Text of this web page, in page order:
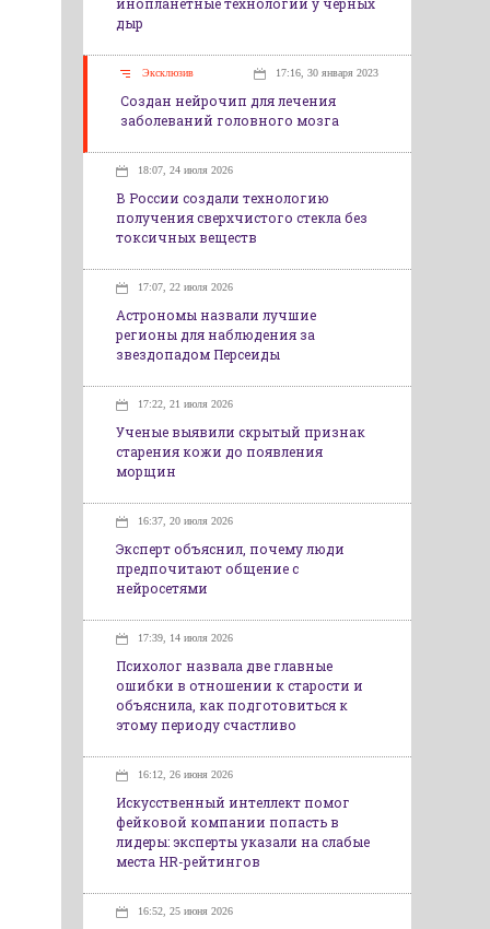
дыр
Эксклюзив 17:16, 30 января 2023
Создан нейрочип для лечения
заболеваний головного мозга
18:07, 24 июля 2026
В России создали технологию
получения сверхчистого стекла без
токсичных веществ
17:07, 22 июля 2026
Астрономы назвали лучшие
регионы для наблюдения за
звездопадом Персеиды
17:22, 21 июля 2026
Ученые выявили скрытый признак
старения кожи до появления
морщин
16:37, 20 июля 2026
Эксперт объяснил, почему люди
предпочитают общение с
нейросетями
17:39, 14 июля 2026
Психолог назвала две главные
ошибки в отношении к старости и
объяснила, как подготовиться к
этому периоду счастливо
16:12, 26 июня 2026
Искусственный интеллект помог
фейковой компании попасть в
лидеры: эксперты указали на слабые
места HR-рейтингов
16:52, 25 июня 2026